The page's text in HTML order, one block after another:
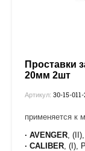
Проставки
20мм 2шт
Артикул: 30-15-
применяется к
· AVENGER , (II),
· CALIBER , (I),